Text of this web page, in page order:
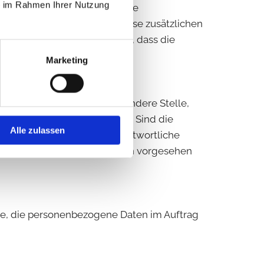
Rahmen Ihrer Nutzung
Marketing
Alle zulassen
Daten ohne
werden können, sofern diese zusätzlichen
die gewährleisten, dass die
werden.
Einrichtung oder andere Stelle,
Daten entscheidet. Sind die
so kann der Verantwortliche
Recht der Mitgliedstaaten vorgesehen
die personenbezogene Daten im Auftrag